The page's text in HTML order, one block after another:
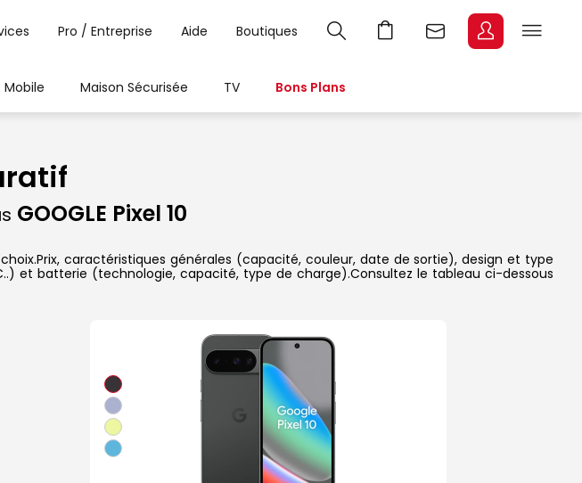
Pro / Entreprise Aide Boutiques
Mobile Maison Sécurisée TV Bons Plans
GOOGLE Pixel 10
choix.Prix, caractéristiques générales (capacité, couleur, date de sortie), design et type
et batterie (technologie, capacité, type de charge).Consultez le tableau ci-dessous